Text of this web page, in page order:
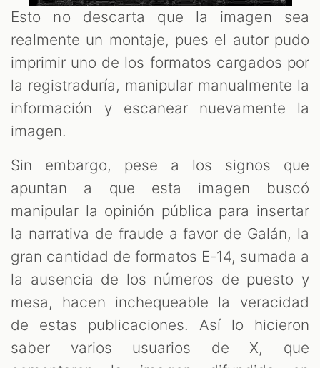
Esto no descarta que la imagen sea
realmente un montaje, pues el autor pudo
imprimir uno de los formatos cargados por
la registraduría, manipular manualmente la
información y escanear nuevamente la
imagen.
Sin embargo, pese a los signos que
apuntan a que esta imagen buscó
manipular la opinión pública para insertar
la narrativa de fraude a favor de Galán, la
gran cantidad de formatos E-14, sumada a
la ausencia de los números de puesto y
mesa, hacen inchequeable la veracidad
de estas publicaciones. Así lo hicieron
saber varios usuarios de X, que